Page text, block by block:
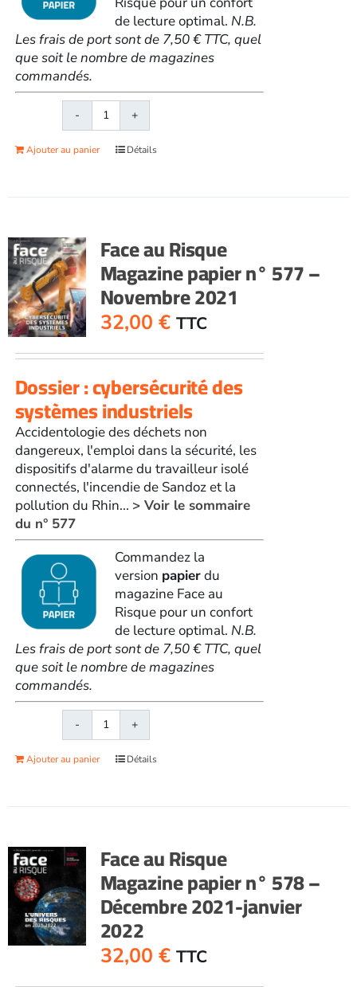
de lecture optimal. N.B.
Les frais de port sont de 7,50 € TTC, quel
que soit le nombre de magazines
commandés.
quantité
de
Face
576
-
Octobre
2021
Ajouter au panier Détails
Face au Risque
Magazine papier n° 577 –
Novembre 2021
32,00 € TTC
Dossier : cybersécurité des
systèmes industriels
Accidentologie des déchets non
dangereux, l'emploi dans la sécurité, les
dispositifs d'alarme du travailleur isolé
connectés, l'incendie de Sandoz et la
pollution du Rhin... > Voir le sommaire
du n° 577
Commandez la
version papierdu
magazine Face au
Risque pour un confort
de lecture optimal. N.B.
Les frais de port sont de 7,50 € TTC, quel
que soit le nombre de magazines
commandés.
quantité
de
Face
577
-
Novembre
2021
Ajouter au panier Détails
Face au Risque
Magazine papier n° 578 –
Décembre 2021-janvier
2022
32,00 € TTC